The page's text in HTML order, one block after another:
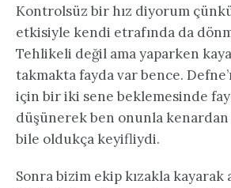
Kontrolsüz bir hız diyorum
etkisiyle kendi etrafında da
Tehlikeli değil ama yaparken
takmakta fayda var bence.
için bir iki sene beklemesinde
düşünerek ben onunla
bile oldukça keyifliydi.
Sonra bizim ekip kızakla kayarak